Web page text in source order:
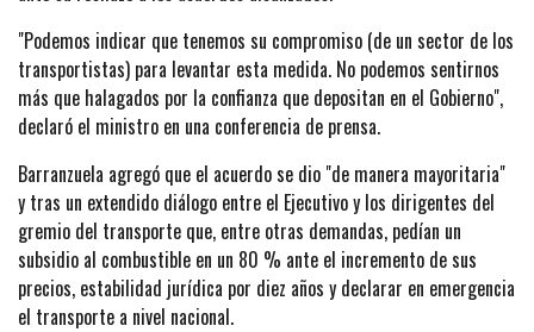
"Podemos indicar que tenemos su compromiso (de un sector de los
transportistas) para levantar esta medida. No podemos sentirnos
más que halagados por la confianza que depositan en el Gobierno",
declaró el ministro en una conferencia de prensa.
Barranzuela agregó que el acuerdo se dio "de manera mayoritaria"
y tras un extendido diálogo entre el Ejecutivo y los dirigentes del
gremio del transporte que, entre otras demandas, pedían un
subsidio al combustible en un 80 % ante el incremento de sus
precios, estabilidad jurídica por diez años y declarar en emergencia
el transporte a nivel nacional.